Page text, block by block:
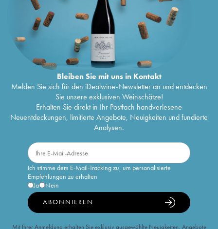
Bleiben Sie mit uns in Kontakt
Melden Sie sich für den iDealwine-Newsletter an und entdecken
Sie unsere exklusiven Weinschätze!
Erhalten Sie direkt in Ihr Postfach handverlesene
Neuentdeckungen, limitierte Angebote, Neuigkeiten und fundierte
Analysen.
Ich stimme dem E-Mail-Tracking zu, um personalisierte
Empfehlungen zu erhalten
Ja
Nein
ABONNIEREN
Mit Ihrer Anmeldung erhalten Sie exklusiv ausgewählte Neuigkeiten, Angebote